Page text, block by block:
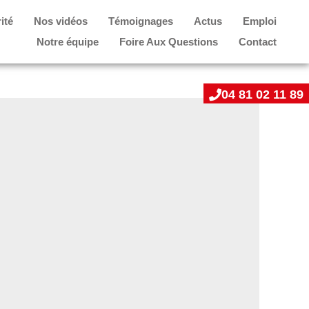
Nos vidéos Témoignages Actus
Emploi
Notre équipe
Foire Aux Questions Contact
04 81 02 11 89